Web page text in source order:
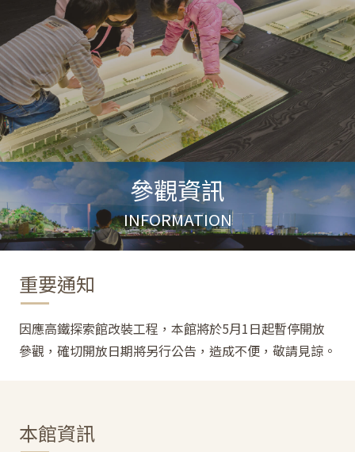
參觀資訊
INFORMATION
重要通知
因應高鐵探索館改裝工程，本館將於5月1日起暫停開放
參觀，確切開放日期將另行公告，造成不便，敬請見諒。
本館資訊